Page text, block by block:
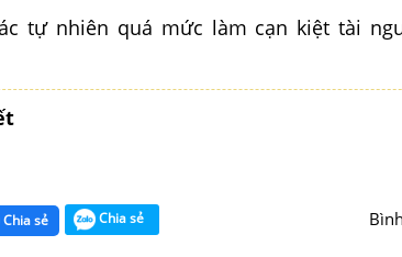
tự nhiên quá mức làm cạn kiệt tài
Chia sẻ Chia sẻ